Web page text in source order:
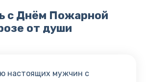
с Днём Пожарной
от души
настоящих мужчин с